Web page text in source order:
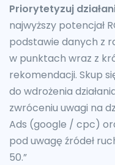
Priorytetyzuj
najwyższy potencjał
podstawie danych z
w punktach wraz z
rekomendacji. Skup
do wdrożenia
zwróceniu uwagi na
Ads (google / cpc)
pod uwagę źródeł
50.”